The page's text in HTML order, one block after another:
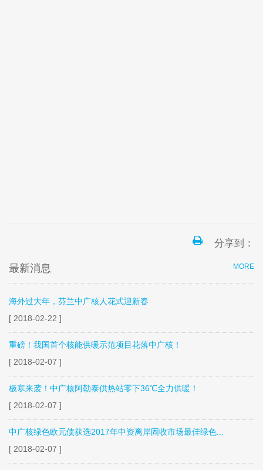
分享到：
MORE
最新消息
海外过大年，芬兰中广核人花式迎新春
[ 2018-02-22 ]
重磅！我国首个核能供暖示范项目花落中广核！
[ 2018-02-07 ]
极寒来袭！中广核阿勒泰供热站零下36℃全力供暖！
[ 2018-02-07 ]
中广核绿色欧元债获选2017年中资离岸固收市场最佳绿色...
[ 2018-02-07 ]